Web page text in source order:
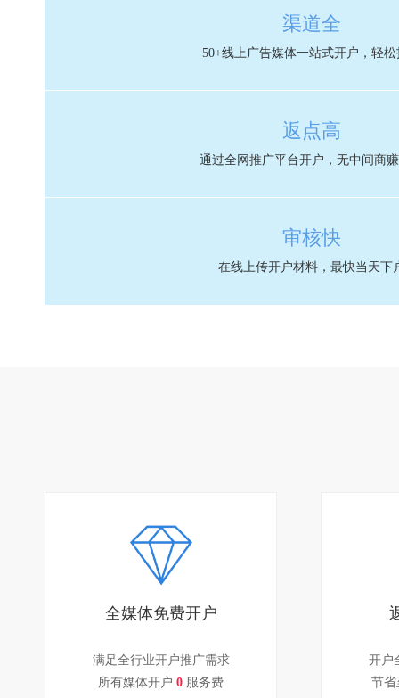
渠道全
50+线上广告媒体一站式开户，轻松
返点高
通过全网推广平台开户，无中间商
审核快
在线上传开户材料，最快当天下
全媒体免费开户
满足全行业开户推广需求
所有媒体开户 0 服务费
开户
节省